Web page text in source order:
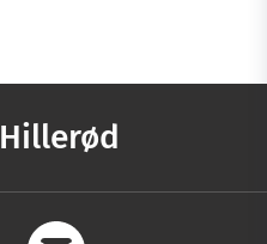
Hillerød